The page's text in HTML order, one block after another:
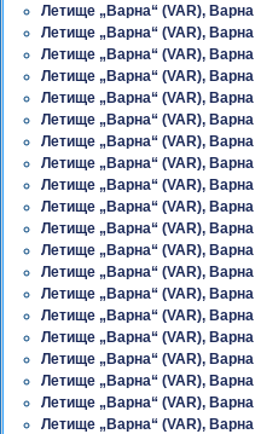
Летище „Варна“ (VAR), Варна
Летище „Варна“ (VAR), Варна
Летище „Варна“ (VAR), Варна
Летище „Варна“ (VAR), Варна
Летище „Варна“ (VAR), Варна
Летище „Варна“ (VAR), Варна
Летище „Варна“ (VAR), Варна
Летище „Варна“ (VAR), Варна
Летище „Варна“ (VAR), Варна
Летище „Варна“ (VAR), Варна
Летище „Варна“ (VAR), Варна
Летище „Варна“ (VAR), Варна
Летище „Варна“ (VAR), Варна
Летище „Варна“ (VAR), Варна
Летище „Варна“ (VAR), Варна
Летище „Варна“ (VAR), Варна
Летище „Варна“ (VAR), Варна
Летище „Варна“ (VAR), Варна
Летище „Варна“ (VAR), Варна
Летище „Варна“ (VAR), Варна